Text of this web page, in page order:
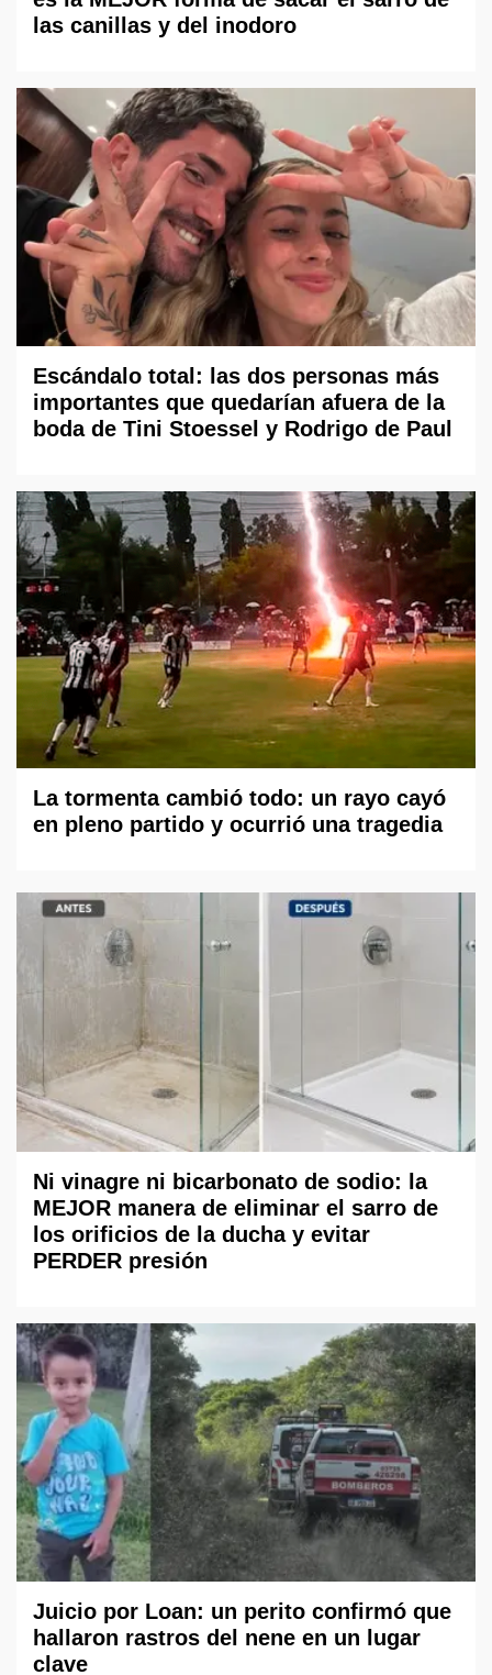
las canillas y del inodoro
Escándalo total: las dos personas más
importantes que quedarían afuera de la
boda de Tini Stoessel y Rodrigo de Paul
La tormenta cambió todo: un rayo cayó
en pleno partido y ocurrió una tragedia
Ni vinagre ni bicarbonato de sodio: la
MEJOR manera de eliminar el sarro de
los orificios de la ducha y evitar
PERDER presión
Juicio por Loan: un perito confirmó que
hallaron rastros del nene en un lugar
clave